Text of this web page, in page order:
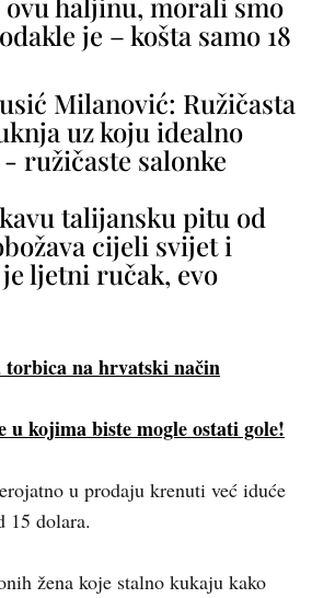
je – košta samo 18
Milanović: Ružičasta
uz koju idealno
ružičaste salonke
talijansku pitu od
cijeli svijet i
ljetni ručak, evo
torbica na hrvatski način
u kojima biste mogle ostati gole!
u prodaju krenuti već iduće
15 dolara.
žena koje stalno kukaju kako